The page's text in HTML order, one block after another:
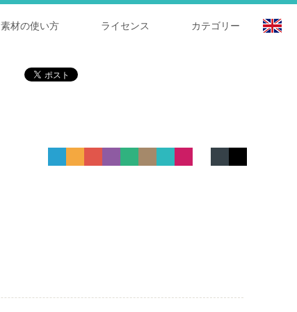
カテゴリー
ライセンス
素材の使い方